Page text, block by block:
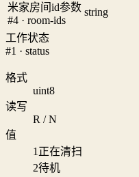
米家房间id参数
#4 · room-ids
string
工作状态
#1 · status
格式
uint8
读写
R / N
值
1 正在清扫
2待机